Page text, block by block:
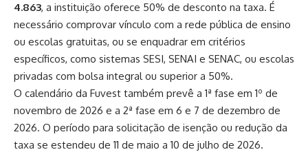
4.863, a instituição oferece 50% de desconto na taxa. É
necessário comprovar vínculo com a rede pública de ensino
ou escolas gratuitas, ou se enquadrar em critérios
específicos, como sistemas SESI, SENAI e SENAC, ou escolas
privadas com bolsa integral ou superior a 50%.
O calendário da Fuvest também prevê a 1ª fase em 1º de
novembro de 2026 e a 2ª fase em 6 e 7 de dezembro de
2026. O período para solicitação de isenção ou redução da
taxa se estendeu de 11 de maio a 10 de julho de 2026.